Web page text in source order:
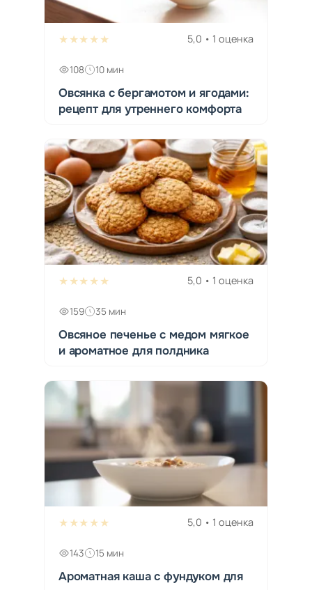
★★★★★ 5,0 • 1 оценка
108 10 мин
Овсянка с бергамотом и ягодами:
рецепт для утреннего комфорта
★★★★★ 5,0 • 1 оценка
159 35 мин
Овсяное печенье с медом мягкое
и ароматное для полдника
★★★★★ 5,0 • 1 оценка
143 15 мин
Ароматная каша с фундуком для